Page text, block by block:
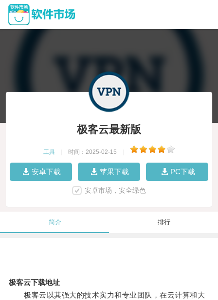
极客云最新版
工具 时间：2025-02-15
安卓下载 苹果下载 PC下载
安卓市场，安全绿色
简介 排行
极客云下载地址
极客云以其强大的技术实力和专业团队，在云计算和大